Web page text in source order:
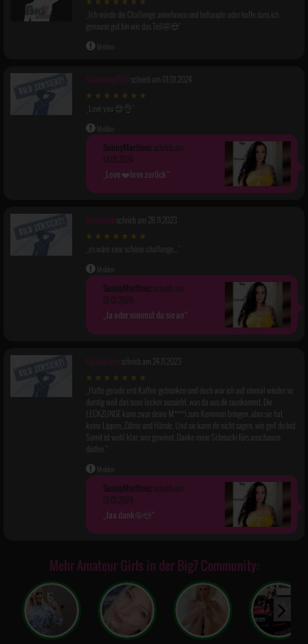
Ich würde die Challenge annehmen und behaupte oder hoffe dass ich
genauso gut bin wie das Teil🤣😍
Melden
Samsung1103 schrieb am 01.01.2024
Love you 😍👌
Melden
SunnyMartinez schrieb am
01.01.2024:
Love ❤️love zurück
novareseschrieb am 28.11.2023
es wäre eine schöne challenge...
Melden
SunnyMartinez schrieb am
01.01.2024:
Ja oder nimmst du sie an
Opasklaveschrieb am 24.11.2023
Hatte gerade erst Kaffee getrunken und doch war ich auf einmal wieder so
durstig weil das sooo lecker aussieht, was da aus dir rauskommt. Die
LECKZUNGE kann zwar deine M****i zum Kommen bringen, aber sie hat
keine Lippen, Zähne und Hände. Und sie kann dir nicht sagen, wie geil du bist.
Somit ist wohl klar, wer gewinnt. Danke mein Schnucki fürs anschauen
dürfen.
Melden
SunnyMartinez schrieb am
01.01.2024:
Jaa dank🤪😍
Mehr Amateur Girls in der Big7 Community: